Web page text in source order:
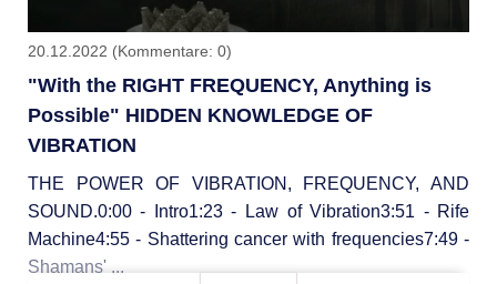
20.12.2022 (Kommentare: 0)
"With the RIGHT FREQUENCY, Anything is
Possible" HIDDEN KNOWLEDGE OF
VIBRATION
THE POWER OF VIBRATION, FREQUENCY, AND
SOUND.0:00 - Intro1:23 - Law of Vibration3:51 - Rife
Machine4:55 - Shattering cancer with frequencies7:49 -
Shamans' ...